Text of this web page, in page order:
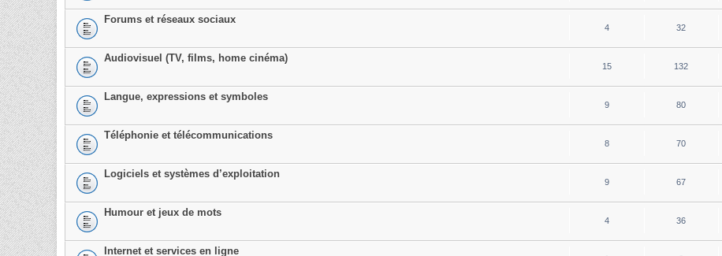
Forums et réseaux sociaux
4 32
Audiovisuel (TV, films, home cinéma)
15 132
Langue, expressions et symboles
9 80
Téléphonie et télécommunications
8 70
Logiciels et systèmes d’exploitation
9 67
Humour et jeux de mots
4 36
Internet et services en ligne